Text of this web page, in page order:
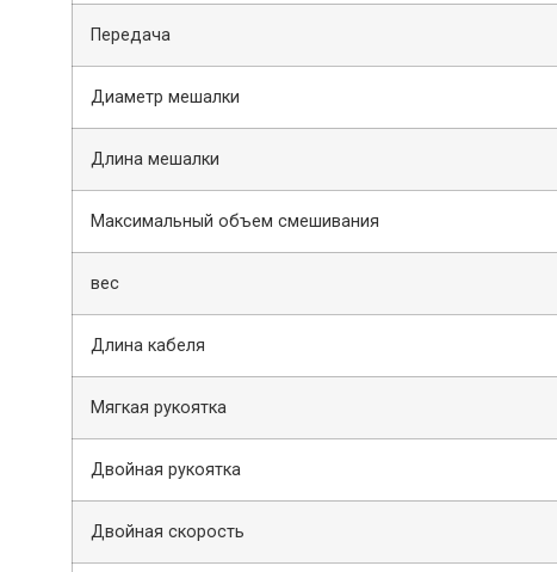
Передача
Диаметр мешалки
Длина мешалки
Максимальный объем смешивания
вес
Длина кабеля
Мягкая рукоятка
Двойная рукоятка
Двойная скорость